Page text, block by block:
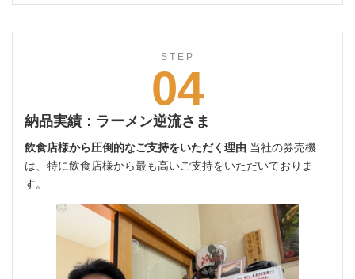
STEP
04
納品実績：ラーメン逆流さま
飲食店様から圧倒的なご支持をいただく理由 当社の券売機
は、特に飲食店様から最も高いご支持をいただいておりま
す。